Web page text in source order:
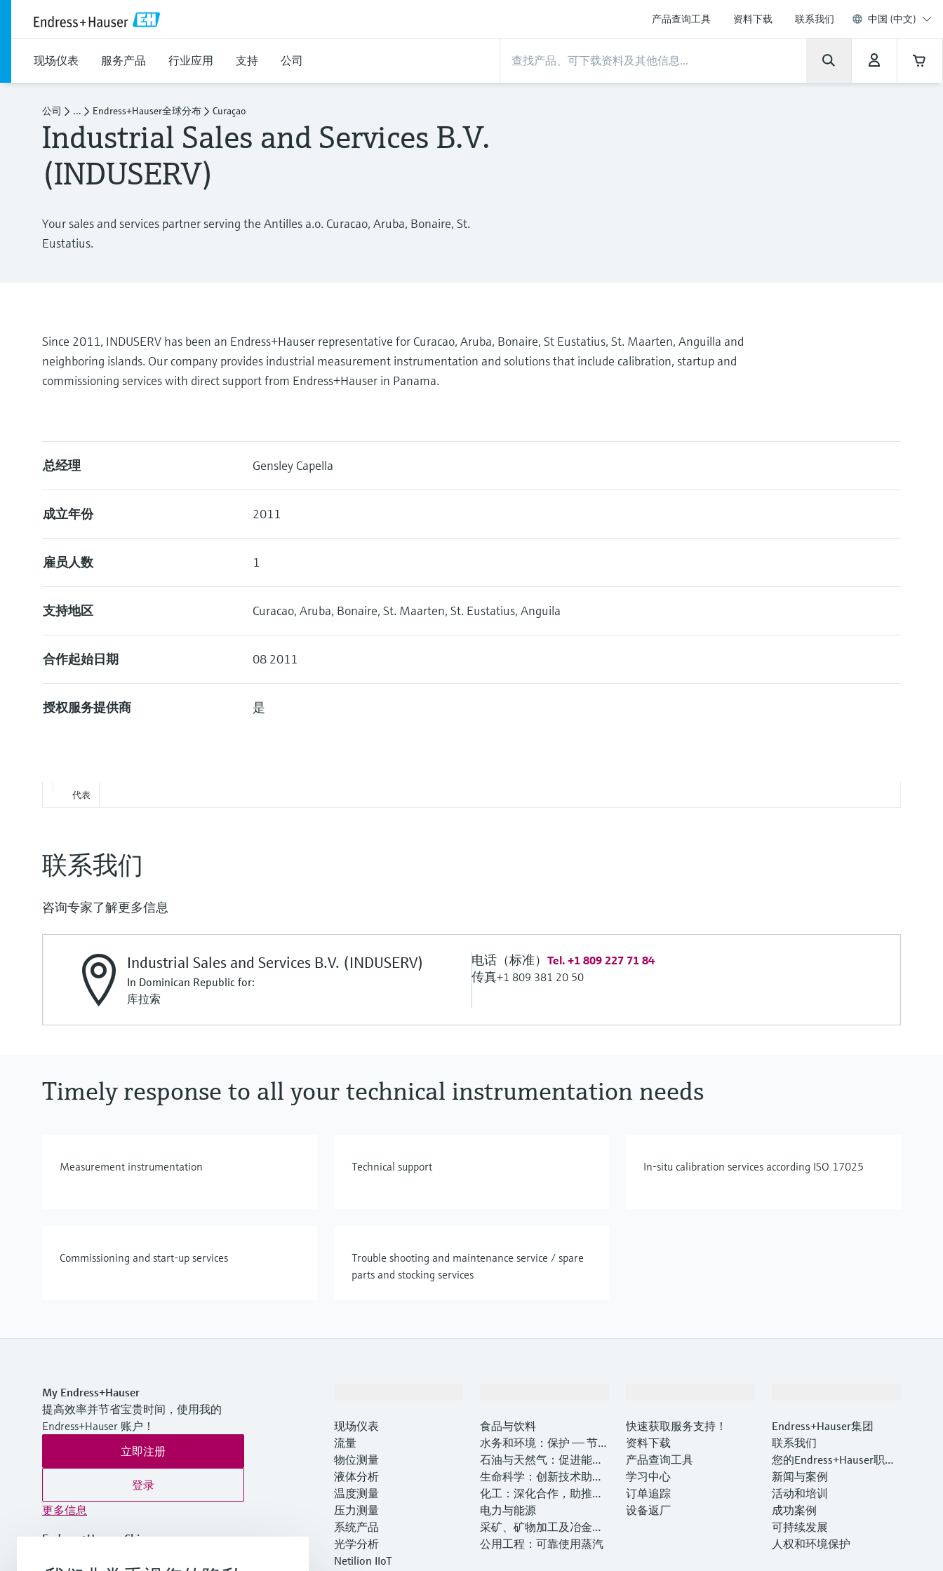
产品查询工具 资料下载 联系我们 中国 (中文)
现场仪表 服务产品 行业应用 支持 公司
公司 ... Endress+Hauser全球分布 Curaçao
Industrial Sales and Services B.V.
(INDUSERV)
Your sales and services partner serving the Antilles a.o. Curacao, Aruba, Bonaire, St.
Eustatius.
Since 2011, INDUSERV has been an Endress+Hauser representative for Curacao, Aruba, Bonaire, St Eustatius, St. Maarten, Anguilla and
neighboring islands. Our company provides industrial measurement instrumentation and solutions that include calibration, startup and
commissioning services with direct support from Endress+Hauser in Panama.
总经理 Gensley Capella
成立年份 2011
雇员人数 1
支持地区 Curacao, Aruba, Bonaire, St. Maarten, St. Eustatius, Anguila
合作起始日期 08 2011
授权服务提供商 是
代表
联系我们
咨询专家了解更多信息
Industrial Sales and Services B.V. (INDUSERV)
In Dominican Republic for:
库拉索
电话（标准）Tel. +1 809 227 71 84
传真+1 809 381 20 50
Timely response to all your technical instrumentation needs
Measurement instrumentation Technical support In-situ calibration services according ISO 17025
Commissioning and start-up services
Trouble shooting and maintenance service / spare
parts and stocking services
My Endress+Hauser
提高效率并节省宝贵时间，使用我的
Endress+Hauser 账户！
立即注册
登录
更多信息
Endress+Hauser China
现场仪表
流量
物位测量
液体分析
温度测量
压力测量
系统产品
光学分析
Netilion IIoT
食品与饮料
水务和环境：保护 —— 节约
—— 提高
石油与天然气：促进能源
转型，实现净零目标
生命科学：创新技术助推
卓越运营
化工：深化合作，助推可
持续成功
电力与能源
采矿、矿物加工及冶金：
打造可持续的未来
公用工程：可靠使用蒸汽
快速获取服务支持！
资料下载
产品查询工具
学习中心
订单追踪
设备返厂
Endress+Hauser集团
联系我们
您的Endress+Hauser职业
生涯
新闻与案例
活动和培训
成功案例
可持续发展
人权和环境保护